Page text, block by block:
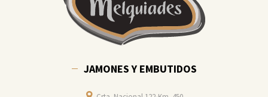
JAMONES Y EMBUTIDOS